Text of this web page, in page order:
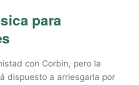
para
con Corbin, pero la
dispuesto a arriesgarla por